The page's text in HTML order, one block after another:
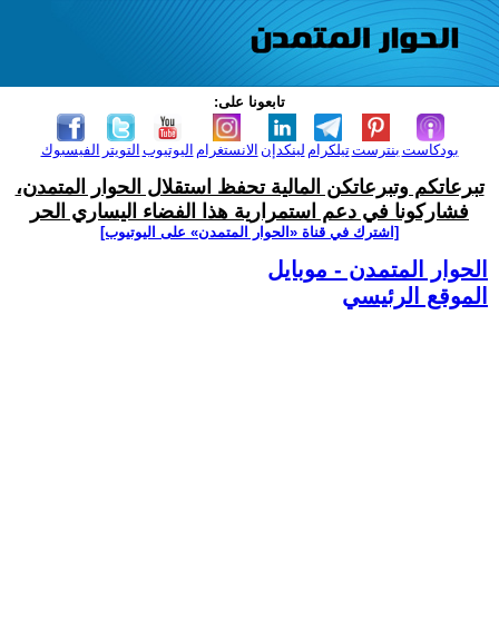
تابعونا على:
الفيسبوك التويتر اليوتيوب الانستغرام لينكدإن تيلكرامبنترست بودكاست
تبرعاتكم وتبرعاتكن المالية تحفظ استقلال الحوار المتمدن،
فشاركونا في دعم استمرارية هذا الفضاء اليساري الحر
[اشترك في قناة ‫«الحوار المتمدن» على اليوتيوب]
الحوار المتمدن - موبايل
الموقع الرئيسي